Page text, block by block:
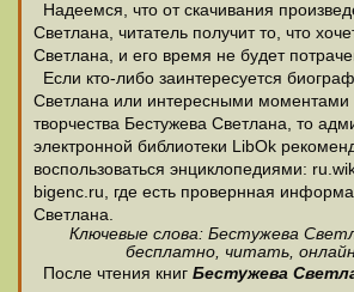
Надеемся, что от скачивания
Светлана, читатель получит то, что
Светлана, и его время не будет
Если кто-либо заинтересуется
Светлана или интересными моментами
творчества Бестужева Светлана, то
электронной библиотеки LibOk
воспользоваться энциклопедиями:
bigenc.ru, где есть провернная
Светлана.
Ключевые слова: Бестужева
бесплатно, читать,
После чтения книг Бестужева